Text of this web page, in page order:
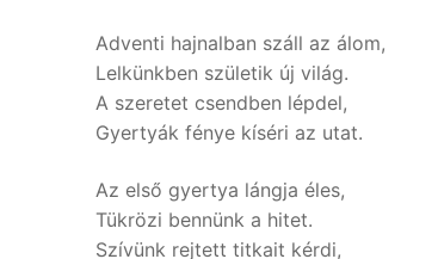
Adventi hajnalban száll az álom,
Lelkünkben születik új világ.
A szeretet csendben lépdel,
Gyertyák fénye kíséri az utat.
Az első gyertya lángja éles,
Tükrözi bennünk a hitet.
Szívünk rejtett titkait kérdi,